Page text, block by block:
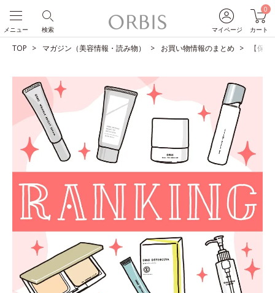
マイページ
0
カート
検索
メニュー
TOP マガジン（美容情報・読み物） お買い物情報のまとめ 【保